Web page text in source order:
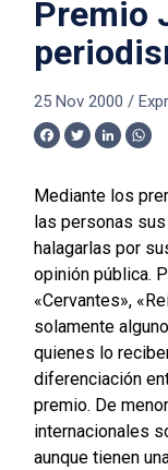
Premio
25 Nov 2000 /
Facebook
Twitter
Mediante los
las personas
halagarlas por
opinión pública.
«Cervantes»,
solamente
quienes lo
diferenciación
premio. De
internacionales
aunque tienen